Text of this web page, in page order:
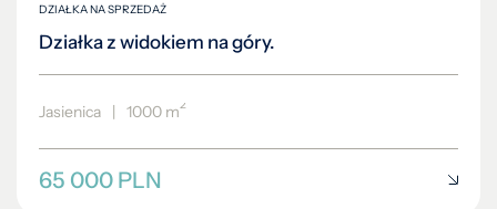
DZIAŁKA NA SPRZEDAŻ
Działka z widokiem na góry.
Jasienica | 1000 m2
65 000 PLN